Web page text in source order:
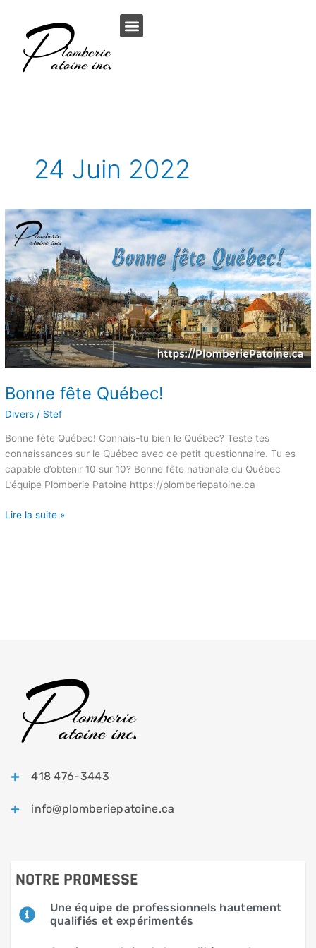
contenu
24 Juin 2022
Bonne fête Québec!
Divers / Stef
Bonne fête Québec! Connais-tu bien le Québec? Teste tes
connaissances sur le Québec avec ce petit questionnaire. Tu es
capable d’obtenir 10 sur 10? Bonne fête nationale du Québec
L’équipe Plomberie Patoine https://plomberiepatoine.ca
Bonne
fête
Québec!
Lire la suite »
418 476-3443
info@plomberiepatoine.ca
NOTRE PROMESSE
Une équipe de professionnels hautement
qualifiés et expérimentés